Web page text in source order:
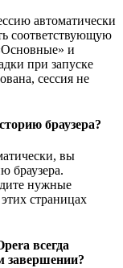
автоматически
соответствующую
и
при запуске
сессия не
браузера?
вы
браузера.
нужные
страницах
всегда
завершении?